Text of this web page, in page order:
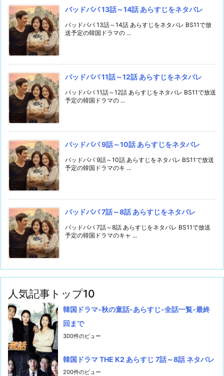
バッドパパ 13話～14話 あらすじをネタバレ
バッドパパ 13話～14話 あらすじをネタバレ BS11で放
送予定の韓国ドラマの ...
バッドパパ 11話～12話 あらすじをネタバレ
バッドパパ 11話～12話 あらすじをネタバレ BS11で放送
予定の韓国ドラマの ...
バッドパパ 9話～10話 あらすじをネタバレ
バッドパパ 9話～10話 あらすじをネタバレ BS11で放送
予定の韓国ドラマのキ ...
バッドパパ 7話～8話 あらすじをネタバレ
バッドパパ 7話～8話 あらすじをネタバレ BS11で放送
予定の韓国ドラマのキャ ...
人気記事トップ10
韓国ドラマ-秋の童話-あらすじ-全話一覧-最終
回まで
300件のビュー
韓国ドラマ THE K2 あらすじ 7話～8話 ネタバレ
200件のビュー